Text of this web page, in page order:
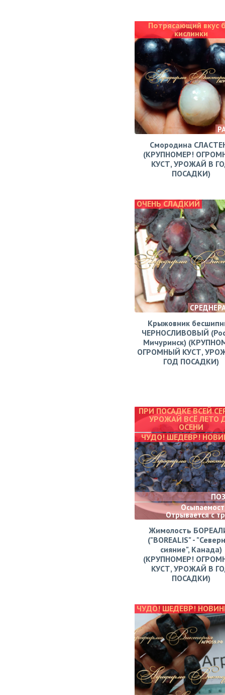
Потрясающий вкус
кислинки
Смородина
(КРУПНОМЕР!
КУСТ, УРОЖАЙ В
ПОСАДКИ)
ОЧЕНЬ СЛАДКИЙ
Крыжовник
ЧЕРНОСЛИВОВЫЙ
Мичуринск)
ОГРОМНЫЙ КУСТ,
ГОД ПОСАДКИ)
ПРИ ПОСАДКЕ ВСЕЙ
УРОЖАЙ ВСЁ ЛЕТО
ОСЕНИ
ЧУДО! ШЕДЕВР!
Отрывается с
Жимолость
("BOREALIS" -
сияние", Канада)
(КРУПНОМЕР!
КУСТ, УРОЖАЙ В
ПОСАДКИ)
ЧУДО! ШЕДЕВР!